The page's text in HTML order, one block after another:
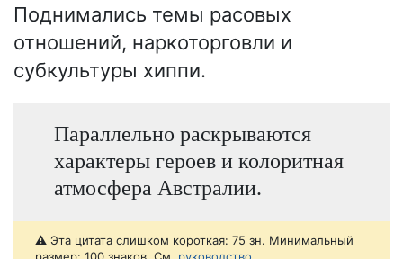
Поднимались темы расовых
отношений, наркоторговли и
субкультуры хиппи.
Параллельно раскрываются
характеры героев и колоритная
атмосфера Австралии.
⚠️ Эта цитата слишком короткая: 75 зн. Минимальный